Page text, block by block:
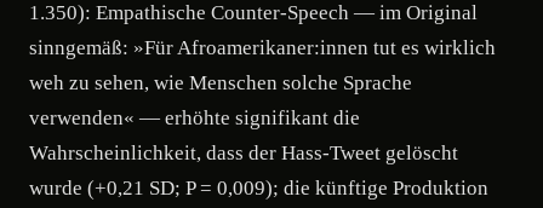
1.350): Empathische Counter-Speech — im Original
sinngemäß: »Für Afroamerikaner:innen tut es wirklich
weh zu sehen, wie Menschen solche Sprache
verwenden« — erhöhte signifikant die
Wahrscheinlichkeit, dass der Hass-Tweet gelöscht
wurde (+0,21 SD; P = 0,009); die künftige Produktion